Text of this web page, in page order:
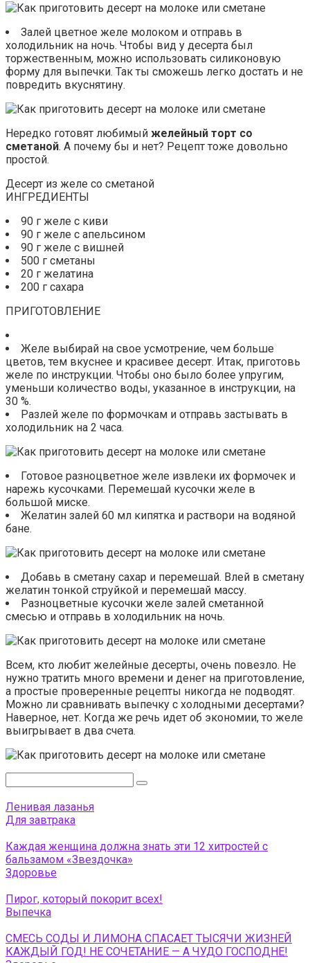
Залей цветное желе молоком и отправь в
холодильник на ночь. Чтобы вид у десерта был
торжественным, можно использовать силиконовую
форму для выпечки. Так ты сможешь легко достать и не
повредить вкуснятину.
Нередко готовят любимый желейный торт со
сметаной. А почему бы и нет? Рецепт тоже довольно
простой.
Десерт из желе со сметаной
ИНГРЕДИЕНТЫ
90 г желе с киви
90 г желе с апельсином
90 г желе с вишней
500 г сметаны
20 г желатина
200 г сахара
ПРИГОТОВЛЕНИЕ
Желе выбирай на свое усмотрение, чем больше
цветов, тем вкуснее и красивее десерт. Итак, приготовь
желе по инструкции. Чтобы оно было более упругим,
уменьши количество воды, указанное в инструкции, на
30 %.
Разлей желе по формочкам и отправь застывать в
холодильник на 2 часа.
Готовое разноцветное желе извлеки их формочек и
нарежь кусочками. Перемешай кусочки желе в
большой миске.
Желатин залей 60 мл кипятка и раствори на водяной
бане.
Добавь в сметану сахар и перемешай. Влей в сметану
желатин тонкой струйкой и перемешай массу.
Разноцветные кусочки желе залей сметанной
смесью и отправь в холодильник на ночь.
Всем, кто любит желейные десерты, очень повезло. Не
нужно тратить много времени и денег на приготовление,
а простые проверенные рецепты никогда не подводят.
Можно ли сравнивать выпечку с холодными десертами?
Наверное, нет. Когда же речь идет об экономии, то желе
выигрывает в два счета.
Ленивая лазанья
Для завтрака
Каждая женщина должна знать эти 12 хитростей с
бальзамом «Звездочка»
Здоровье
Пирог, который покорит всех!
Выпечка
СМЕСЬ СОДЫ И ЛИМОНА СПАСАЕТ ТЫСЯЧИ ЖИЗНЕЙ
КАЖДЫЙ ГОД! НЕ СОЧЕТАНИЕ — А ЧУДО ГОСПОДНЕ!